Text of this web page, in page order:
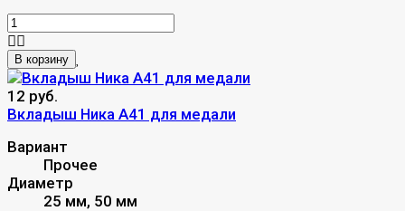
В корзину
12 руб.
Вкладыш Ника A41 для медали
Вариант
Прочее
Диаметр
25 мм, 50 мм